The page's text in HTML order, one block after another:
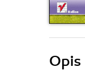
Opis